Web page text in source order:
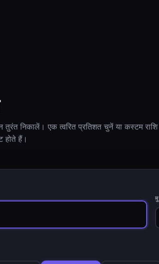
तुरंत निकालें। एक त्वरित प्रतिशत चुनें या कस्टम
होते हैं।